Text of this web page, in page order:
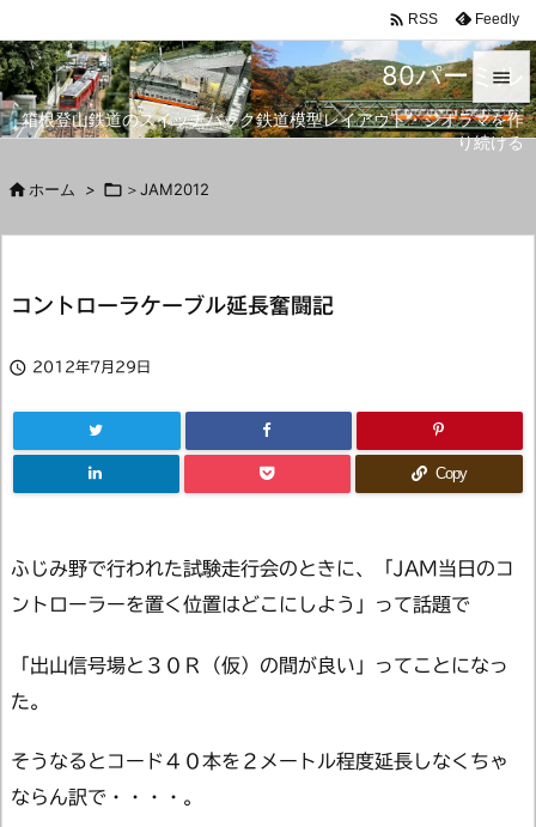
80パーミル
箱根登山鉄道のスイッチバック鉄道模型レイアウト・ジオラマを作
り続ける


メニュ
 RSS Feedly
 ホーム >  ＞JAM2012
コントローラケーブル延長奮闘記
 2012年7月29日
Copy
ふじみ野で行われた試験走行会のときに、「JAM当日のコ
ントローラーを置く位置はどこにしよう」って話題で
「出山信号場と３０Ｒ（仮）の間が良い」ってことになっ
た。
そうなるとコード４０本を２メートル程度延長しなくちゃ
ならん訳で・・・・。